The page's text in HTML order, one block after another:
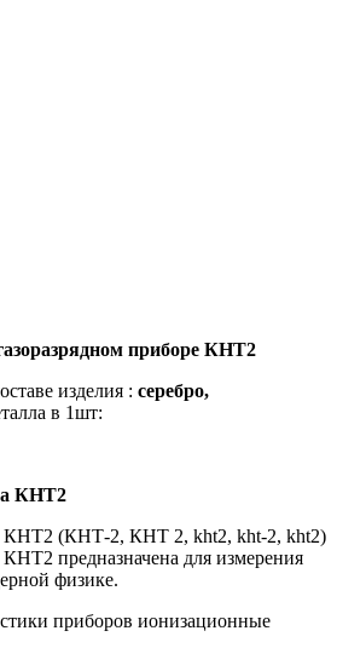
приборе КНT2
изделия : серебро,
в 1шт:
КНT2
КНТ2 (КНТ-2, КНТ 2, kht2, kht-2, kht2)
предназначена для измерения
физике.
приборов ионизационные